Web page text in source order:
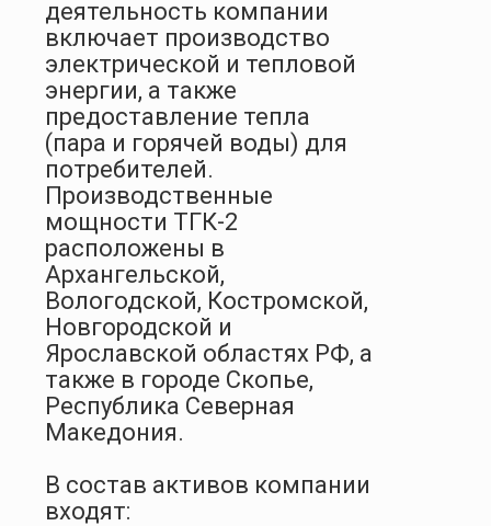
деятельность компании
включает производство
электрической и тепловой
энергии, а также
предоставление тепла
(пара и горячей воды) для
потребителей.
Производственные
мощности ТГК-2
расположены в
Архангельской,
Вологодской, Костромской,
Новгородской и
Ярославской областях РФ, а
также в городе Скопье,
Республика Северная
Македония.
В состав активов компании
входят: